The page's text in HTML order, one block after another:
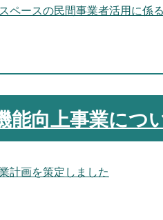
ペースの民間事業者活用に係
能向上事業につ
計画を策定しました